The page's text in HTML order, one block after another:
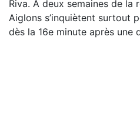
Riva. À deux semaines de la
Aiglons s’inquiètent surtout
dès la 16e minute après une